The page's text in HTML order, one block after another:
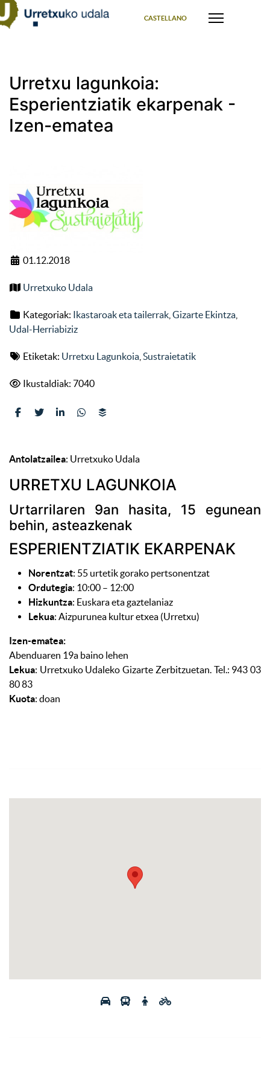
CASTELLANO
Urretxu lagunkoia:
Esperientziatik ekarpenak -
Izen-ematea
01.12.2018
Urretxuko Udala
Kategoriak: Ikastaroak eta tailerrak Gizarte Ekintza
Udal-Herriabiziz
Etiketak: Urretxu Lagunkoia Sustraietatik
Ikustaldiak: 7040
Antolatzailea: Urretxuko Udala
URRETXU LAGUNKOIA
Urtarrilaren 9an hasita, 15 egunean
behin, asteazkenak
ESPERIENTZIATIK EKARPENAK
Norentzat: 55 urtetik gorako pertsonentzat
Ordutegia: 10:00 – 12:00
Hizkuntza: Euskara eta gaztelaniaz
Lekua: Aizpurunea kultur etxea (Urretxu)
Izen-ematea:
Abenduaren 19a baino lehen
Lekua: Urretxuko Udaleko Gizarte Zerbitzuetan. Tel.: 943 03
80 83
Kuota: doan